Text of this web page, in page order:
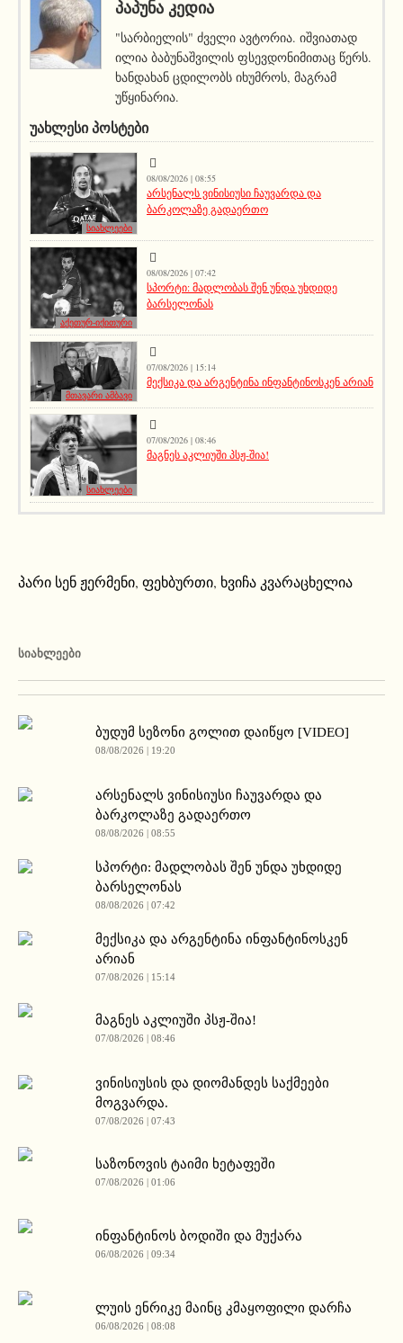
ᲞᲐᲞᲣᲜᲐ ᲙᲔᲓᲘᲐ
"სარბიელის" ძველი ავტორია. იშვიათად
ილია ბაბუნაშვილის ფსევდონიმითაც წერს.
ხანდახან ცდილობს იხუმროს, მაგრამ
უწყინარია.
ᲣᲐᲮᲚᲔᲡᲘ ᲞᲝᲡᲢᲔᲑᲘ
სიახლეები
08/08/2026 | 08:55
არსენალს ვინისიუსი ჩაუვარდა და
ბარკოლაზე გადაერთო
აქეთურ-იქითური
08/08/2026 | 07:42
სპორტი: მადლობას შენ უნდა უხდიდე
ბარსელონას
მთავარი ამბავი
07/08/2026 | 15:14
მექსიკა და არგენტინა ინფანტინოსკენ არიან
სიახლეები
07/08/2026 | 08:46
მაგნეს აკლიუში პსჟ-შია!
პარი სენ ჟერმენი, ფეხბურთი, ხვიჩა კვარაცხელია
ᲡᲘᲐᲮᲚᲔᲔᲑᲘ
ბუდუმ სეზონი გოლით დაიწყო [VIDEO]
08/08/2026 | 19:20
არსენალს ვინისიუსი ჩაუვარდა და
ბარკოლაზე გადაერთო
08/08/2026 | 08:55
სპორტი: მადლობას შენ უნდა უხდიდე
ბარსელონას
08/08/2026 | 07:42
მექსიკა და არგენტინა ინფანტინოსკენ
არიან
07/08/2026 | 15:14
მაგნეს აკლიუში პსჟ-შია!
07/08/2026 | 08:46
ვინისიუსის და დიომანდეს საქმეები
მოგვარდა.
07/08/2026 | 07:43
საზონოვის ტაიმი ხეტაფეში
07/08/2026 | 01:06
ინფანტინოს ბოდიში და მუქარა
06/08/2026 | 09:34
ლუის ენრიკე მაინც კმაყოფილი დარჩა
06/08/2026 | 08:08